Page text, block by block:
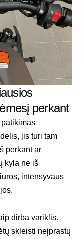
perkant
patikimas
jis turi tam
perkant ar
kyla ne iš
intensyvaus
dirba variklis.
skleisti neįprastų